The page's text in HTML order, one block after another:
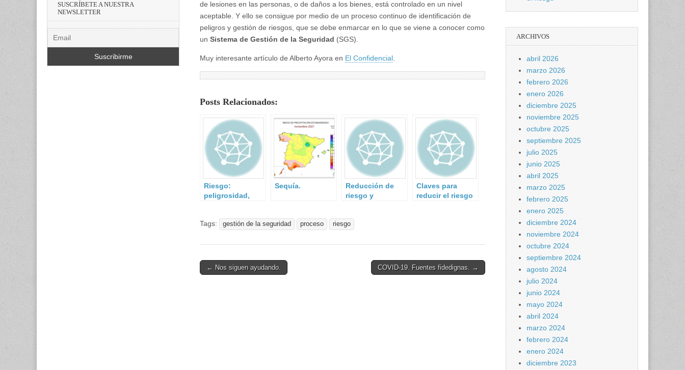
de lesiones en las personas, o de daños a los bienes, está controlado en un nivel
aceptable. Y ello se consigue por medio de un proceso continuo de identificación de
peligros y gestión de riesgos, que se debe enmarcar en lo que se viene a conocer como
un Sistema de Gestión de la Seguridad (SGS).
Muy interesante artículo de Alberto Ayora en El Confidencial.
Posts Relacionados:
Riesgo:
peligrosidad,
Sequía.
Reducción de
riesgo y
medio agrícola:
anticipatoria.
Claves para
reducir el riesgo
Tags: gestión de la seguridad proceso riesgo
Post← Nos siguen ayudando. COVID-19. Fuentes fidedignas. →
SUSCRÍBETE A NUESTRA
NEWSLETTER
ARCHIVOS
abril 2026
marzo 2026
febrero 2026
enero 2026
diciembre 2025
noviembre 2025
octubre 2025
septiembre 2025
julio 2025
junio 2025
abril 2025
marzo 2025
febrero 2025
enero 2025
diciembre 2024
noviembre 2024
octubre 2024
septiembre 2024
agosto 2024
julio 2024
junio 2024
mayo 2024
abril 2024
marzo 2024
febrero 2024
enero 2024
diciembre 2023